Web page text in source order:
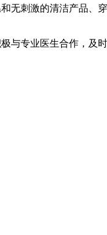
无刺激的清洁产品、
专业医生合作，及